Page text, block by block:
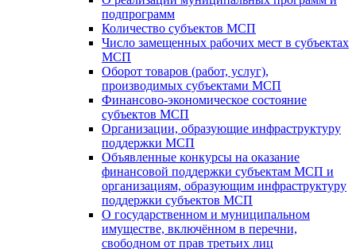
подпрограмм
Количество субъектов МСП
Число замещенных рабочих мест в субъектах
МСП
Оборот товаров (работ, услуг),
производимых субъектами МСП
Финансово-экономическое состояние
субъектов МСП
Организации, образующие инфраструктуру
поддержки МСП
Объявленные конкурсы на оказание
финансовой поддержки субъектам МСП и
организациям, образующим инфраструктуру
поддержки субъектов МСП
О государственном и муниципальном
имуществе, включённом в перечни,
свободном от прав третьих лиц